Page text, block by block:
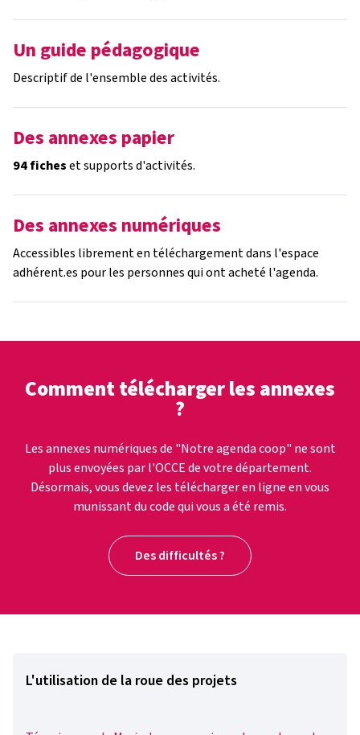
Un guide pédagogique
Descriptif de l'ensemble des activités.
Des annexes papier
94 ficheset supports d'activités.
Des annexes numériques
Accessibles librement en téléchargement dans l'espace
adhérent.es pour les personnes qui ont acheté l'agenda.
Comment télécharger les annexes
?
Les annexes numériques de "Notre agenda coop" ne sont
plus envoyées par l'OCCE de votre département.
Désormais, vous devez les télécharger en ligne en vous
munissant du code qui vous a été remis.
Des difficultés ?
L'utilisation de la roue des projets